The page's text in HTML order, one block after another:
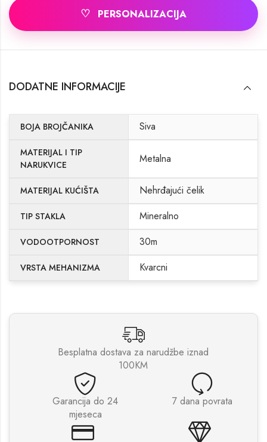
♡ PERSONALIZACIJA
DODATNE INFORMACIJE
BOJA BROJČANIKA Siva
MATERIJAL I TIP
NARUKVICE
Metalna
MATERIJAL KUĆIŠTA Nehrđajući čelik
TIP STAKLA Mineralno
VODOOTPORNOST 30m
VRSTA MEHANIZMA Kvarcni
Besplatna dostava za narudžbe iznad
100KM
Garancija do 24
mjeseca
7 dana povrata